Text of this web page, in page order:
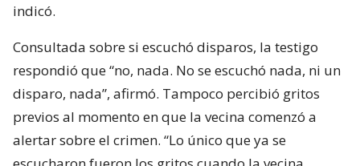
indicó.
Consultada sobre si escuchó disparos, la testigo
respondió que “no, nada. No se escuchó nada, ni un
disparo, nada”, afirmó. Tampoco percibió gritos
previos al momento en que la vecina comenzó a
alertar sobre el crimen. “Lo único que ya se